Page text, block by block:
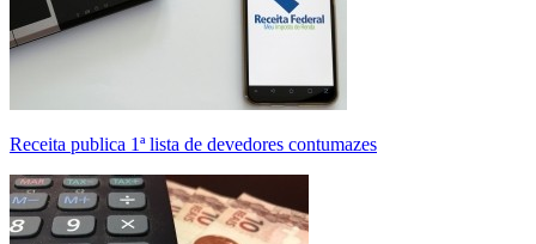
Receita publica 1ª lista de devedores contumazes